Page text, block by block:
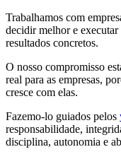
Trabalhamos com
decidir melhor e
resultados concretos.
O nosso compromisso
real para as empresas,
cresce com elas.
Fazemo-lo guiados pelos
responsabilidade,
disciplina, autonomia e